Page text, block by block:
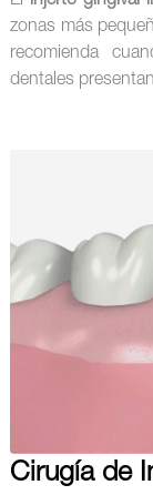
zonas más
recomienda
dentales
Cirugía de